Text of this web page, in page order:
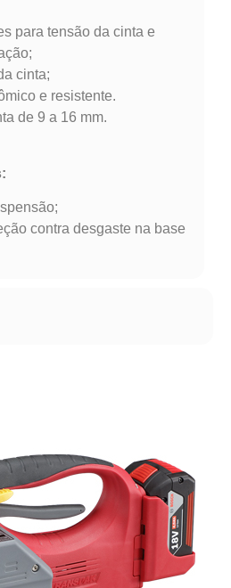
para tensão da cinta e
cinta;
e resistente.
de 9 a 16 mm.
contra desgaste na base